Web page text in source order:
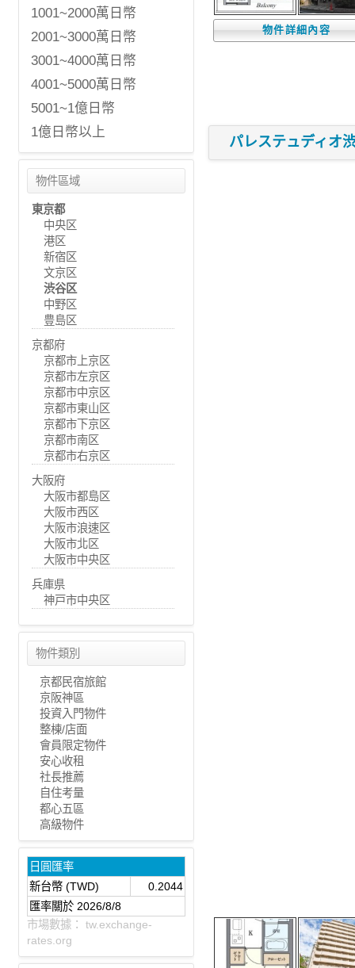
物件詳細內容
パレステュディオ
1001~2000萬日幣
2001~3000萬日幣
3001~4000萬日幣
4001~5000萬日幣
5001~1億日幣
1億日幣以上
物件區域
東京都
中央区
港区
新宿区
文京区
渋谷区
中野区
豊島区
京都府
京都市上京区
京都市左京区
京都市中京区
京都市東山区
京都市下京区
京都市南区
京都市右京区
大阪府
大阪市都島区
大阪市西区
大阪市浪速区
大阪市北区
大阪市中央区
兵庫県
神戸市中央区
物件類別
京都民宿旅館
京阪神區
投資入門物件
整棟/店面
會員限定物件
安心收租
社長推薦
自住考量
都心五區
高級物件
日圓匯率
新台幣 (TWD)
0.2044
匯率關於 2026/8/8
市場數據： tw.exchange-
rates.org